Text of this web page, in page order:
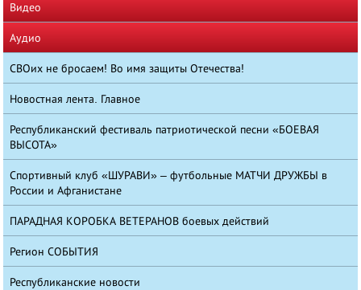
Видео
Аудио
СВОих не бросаем! Во имя защиты Отечества!
Новостная лента. Главное
Республиканский фестиваль патриотической песни «БОЕВАЯ
ВЫСОТА»
Спортивный клуб «ШУРАВИ» – футбольные МАТЧИ ДРУЖБЫ в
России и Афганистане
ПАРАДНАЯ КОРОБКА ВЕТЕРАНОВ боевых действий
Регион СОБЫТИЯ
Республиканские новости